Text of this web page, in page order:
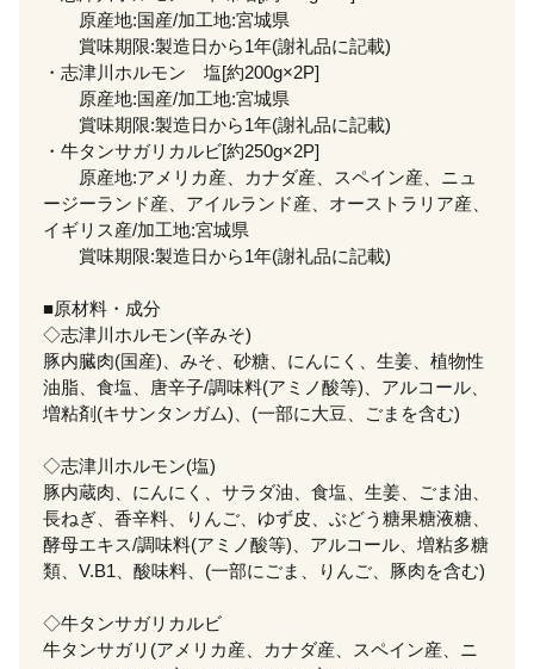
原産地:国産/加工地:宮城県
賞味期限:製造日から1年(謝礼品に記載)
・志津川ホルモン 塩[約200g×2P]
原産地:国産/加工地:宮城県
賞味期限:製造日から1年(謝礼品に記載)
・牛タンサガリカルビ[約250g×2P]
原産地:アメリカ産、カナダ産、スペイン産、ニュ
ージーランド産、アイルランド産、オーストラリア産、
イギリス産/加工地:宮城県
賞味期限:製造日から1年(謝礼品に記載)
■原材料・成分
◇志津川ホルモン(辛みそ)
豚内臓肉(国産)、みそ、砂糖、にんにく、生姜、植物性
油脂、食塩、唐辛子/調味料(アミノ酸等)、アルコール、
増粘剤(キサンタンガム)、(一部に大豆、ごまを含む)
◇志津川ホルモン(塩)
豚内蔵肉、にんにく、サラダ油、食塩、生姜、ごま油、
長ねぎ、香辛料、りんご、ゆず皮、ぶどう糖果糖液糖、
酵母エキス/調味料(アミノ酸等)、アルコール、増粘多糖
類、V.B1、酸味料、(一部にごま、りんご、豚肉を含む)
◇牛タンサガリカルビ
牛タンサガリ(アメリカ産、カナダ産、スペイン産、ニ